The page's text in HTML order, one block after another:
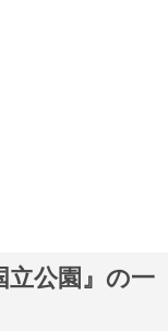
立公園』の一